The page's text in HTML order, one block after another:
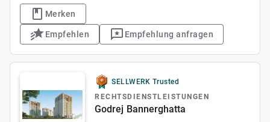
Merken
Empfehlen Empfehlung anfragen
SELLWERK Trusted
RECHTSDIENSTLEISTUNGEN
Godrej Bannerghatta